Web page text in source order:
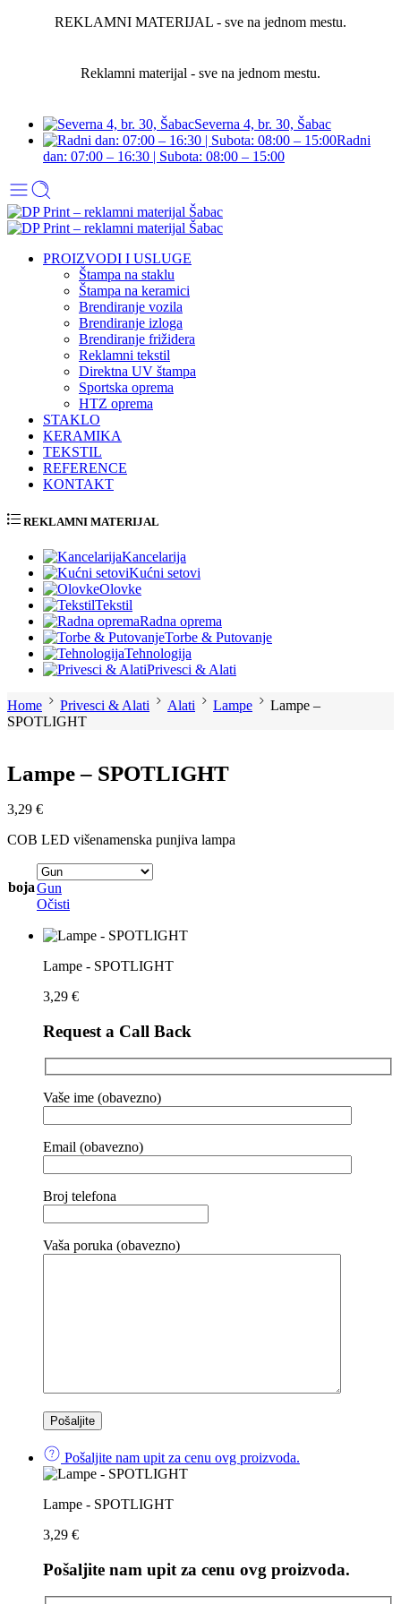
REKLAMNI MATERIJAL - sve na jednom mestu.
Reklamni materijal - sve na jednom mestu.
Severna 4, br. 30, Šabac
Radni
dan: 07:00 – 16:30 | Subota: 08:00 – 15:00
PROIZVODI I USLUGE
Štampa na staklu
Štampa na keramici
Brendiranje vozila
Brendiranje izloga
Brendiranje frižidera
Reklamni tekstil
Direktna UV štampa
Sportska oprema
HTZ oprema
STAKLO
KERAMIKA
TEKSTIL
REFERENCE
KONTAKT
REKLAMNI MATERIJAL
Kancelarija
Kućni setovi
Olovke
Tekstil
Radna oprema
Torbe & Putovanje
Tehnologija
Privesci & Alati
Home Privesci & Alati Alati Lampe
Lampe –
SPOTLIGHT
Lampe – SPOTLIGHT
3,29 €
COB LED višenamenska punjiva lampa
bojaGun
Očisti
Lampe - SPOTLIGHT
3,29 €
Request a Call Back
Vaše ime (obavezno)
Email (obavezno)
Broj telefona
Vaša poruka (obavezno)
Pošaljite nam upit za cenu ovg proizvoda.
Lampe - SPOTLIGHT
3,29 €
Pošaljite nam upit za cenu ovg proizvoda.